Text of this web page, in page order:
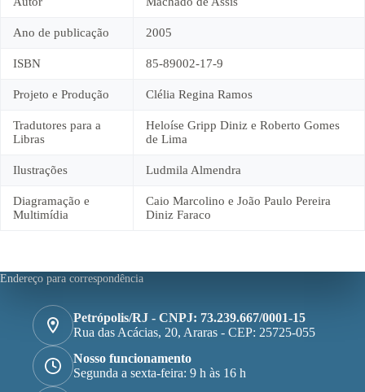
Ano de publicação 2005
ISBN 85-89002-17-9
Projeto e Produção Clélia Regina Ramos
Tradutores para a
Libras
Heloíse Gripp Diniz e Roberto Gomes
de Lima
Ilustrações Ludmila Almendra
Diagramação e
Multimídia
Caio Marcolino e João Paulo Pereira
Diniz Faraco
Endereço para correspondência
Petrópolis/RJ - CNPJ: 73.239.667/0001-15
Rua das Acácias, 20, Araras - CEP: 25725-055
Nosso funcionamento
Segunda a sexta-feira: 9 h às 16 h